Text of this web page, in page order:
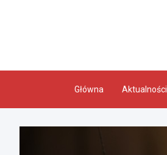
Główna Aktualności